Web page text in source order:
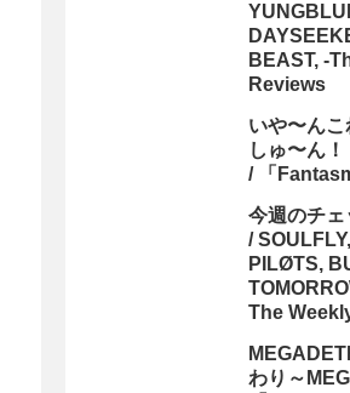
BEAST, -
Reviews
いや〜ん
しゅ〜ん
/ 「
今週のチ
/
PILØTS,
The
わり～